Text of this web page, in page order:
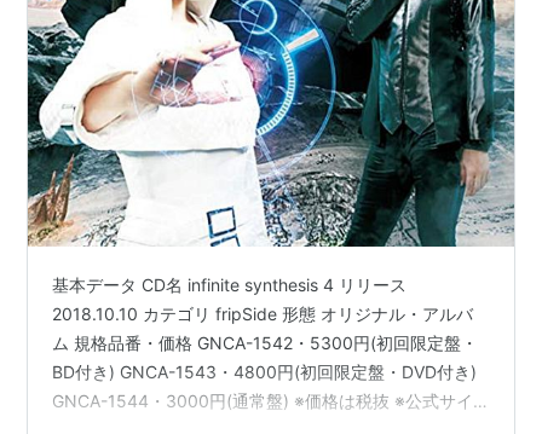
バーサル・エンターテイメントジャパン）に移籍し活動
再開（以後第2期）。
2009年11月4日、「only my railgun」（TVアニメ「と
ある科学の超電磁砲」主題歌）で再メジャーデビュー。
オリコン初登場3位にランクイン。
2013年5月8日、「sister’s noise」（TVアニメ「とある
科学の超電磁砲S」主題歌）をリリース。オリコン初登
場1位を記録。
ディスコグラフィ
第1期
基本データ CD名 infinite synthesis 4 リリース
2018.10.10 カテゴリ fripSide 形態 オリジナル・アルバ
ム 規格品番・価格 GNCA-1542・5300円(初回限定盤・
BD付き) GNCA-1543・4800円(初回限定盤・DVD付き)
GNCA-1544・3000円(通常盤) ※価格は税抜 ※公式サイ